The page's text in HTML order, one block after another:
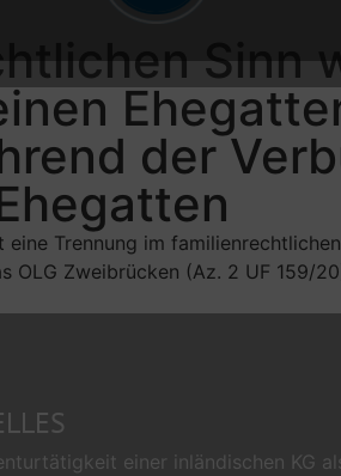
Sinn
der
Trennung im
OLG Zweibrücken (Az. 2 UF 159/
einer inländischen KG